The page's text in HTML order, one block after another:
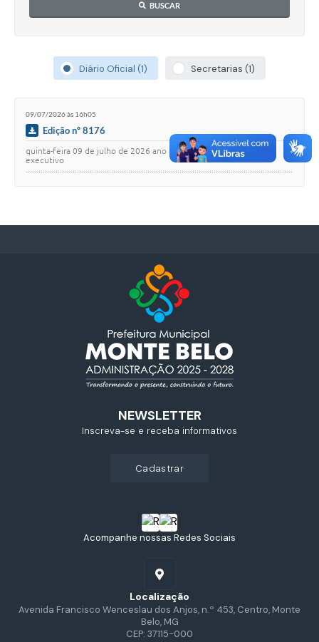
BUSCAR
Diário Oficial (1) Secretarias (1)
09/07/2026 às 16h05
Edição nº 8176
quinta-feira 09 de julho de 2026 ano 4 edicao n8176 poder
executivo
Acompanhe nossas Redes Sociais
Localização
Avenida Francisco Wenceslau dos Anjos, n.º 453, Centro, Monte
Belo, MG
CEP: 37115-000
NEWSLETTER
Inscreva-se e receba informativos
cadastrar